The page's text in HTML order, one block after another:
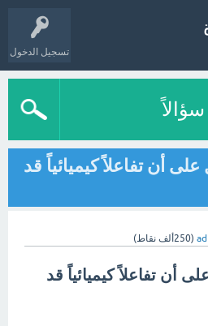
تسجيل الدخول
على أن تفاعلاً كيميائياً قد
(250ألف نقاط)
أن تفاعلاً كيميائياً قد